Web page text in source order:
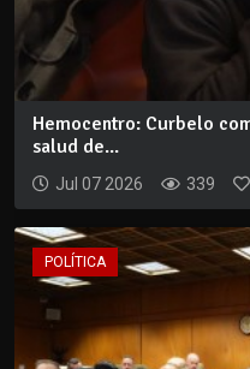
Hemocentro: Curbelo
salud de...
Jul 07 2026 339
POLÍTICA